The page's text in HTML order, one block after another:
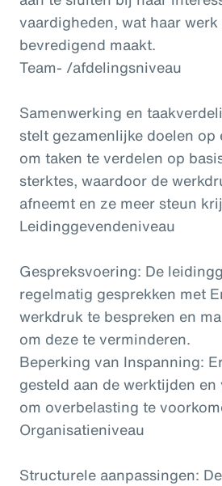
vaardigheden, wat haar werk
bevredigend maakt.
Team- /afdelingsniveau
Samenwerking en
stelt gezamenlijke doelen op
om taken te verdelen op
sterktes, waardoor de
afneemt en ze meer steun
Leidinggevendeniveau
Gespreksvoering: De
regelmatig gesprekken met
werkdruk te bespreken en
om deze te verminderen.
Beperking van Inspanning:
gesteld aan de werktijden
om overbelasting te
Organisatieniveau
Structurele aanpassingen: